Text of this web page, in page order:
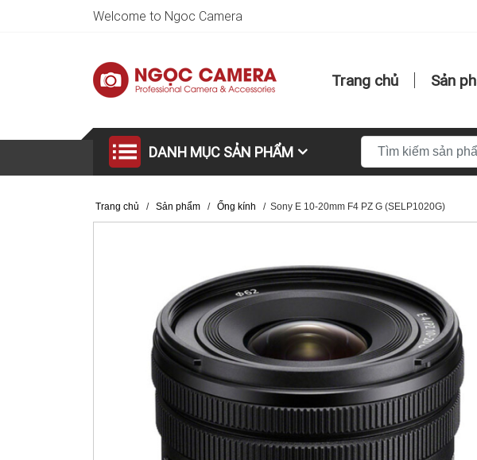
Welcome to Ngoc Camera
Trang chủ Sản
DANH MỤC SẢN PHẨM
Trang chủ / Sản phẩm / Ống kính / Sony E 10-20mm F4 PZ G (SELP1020G)